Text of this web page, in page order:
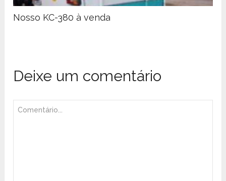
Nosso KC-380 à venda
Deixe um comentário